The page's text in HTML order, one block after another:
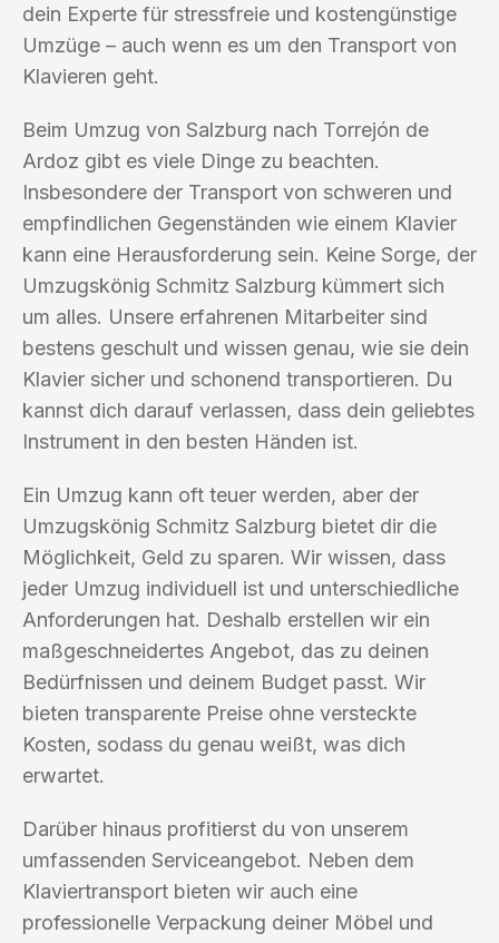
dein Experte für stressfreie und kostengünstige
Umzüge – auch wenn es um den Transport von
Klavieren geht.
Beim Umzug von Salzburg nach Torrejón de
Ardoz gibt es viele Dinge zu beachten.
Insbesondere der Transport von schweren und
empfindlichen Gegenständen wie einem Klavier
kann eine Herausforderung sein. Keine Sorge, der
Umzugskönig Schmitz Salzburg kümmert sich
um alles. Unsere erfahrenen Mitarbeiter sind
bestens geschult und wissen genau, wie sie dein
Klavier sicher und schonend transportieren. Du
kannst dich darauf verlassen, dass dein geliebtes
Instrument in den besten Händen ist.
Ein Umzug kann oft teuer werden, aber der
Umzugskönig Schmitz Salzburg bietet dir die
Möglichkeit, Geld zu sparen. Wir wissen, dass
jeder Umzug individuell ist und unterschiedliche
Anforderungen hat. Deshalb erstellen wir ein
maßgeschneidertes Angebot, das zu deinen
Bedürfnissen und deinem Budget passt. Wir
bieten transparente Preise ohne versteckte
Kosten, sodass du genau weißt, was dich
erwartet.
Darüber hinaus profitierst du von unserem
umfassenden Serviceangebot. Neben dem
Klaviertransport bieten wir auch eine
professionelle Verpackung deiner Möbel und